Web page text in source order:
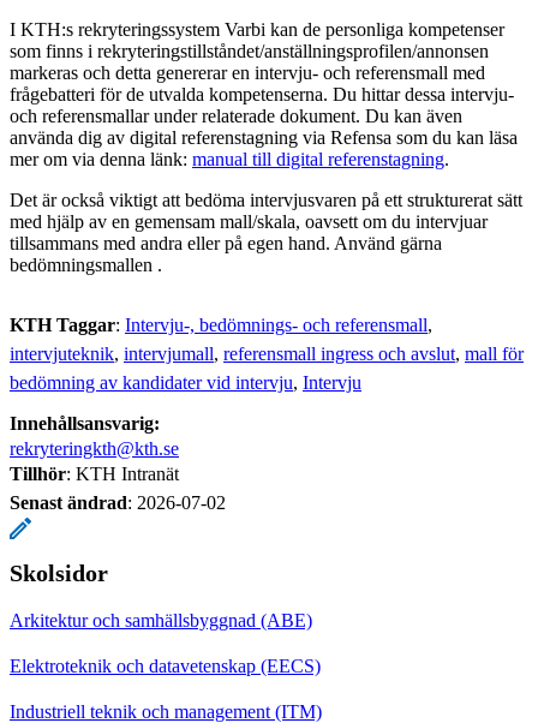
I KTH:s rekryteringssystem Varbi kan de personliga kompetenser
som finns i rekryteringstillståndet/anställningsprofilen/annonsen
markeras och detta genererar en intervju- och referensmall med
frågebatteri för de utvalda kompetenserna. Du hittar dessa intervju-
och referensmallar under relaterade dokument. Du kan även
använda dig av digital referenstagning via Refensa som du kan läsa
mer om via denna länk: manual till digital referenstagning.
Det är också viktigt att bedöma intervjusvaren på ett strukturerat sätt
med hjälp av en gemensam mall/skala, oavsett om du intervjuar
tillsammans med andra eller på egen hand. Använd gärna
bedömningsmallen .
KTH Taggar: Intervju-, bedömnings- och referensmall
intervjuteknik intervjumall referensmall ingress och avslut mall för
bedömning av kandidater vid intervju Intervju
Innehållsansvarig:
rekryteringkth@kth.se
Tillhör: KTH Intranät
Senast ändrad: 2026-07-02
Skolsidor
Arkitektur och samhällsbyggnad (ABE)
Elektroteknik och datavetenskap (EECS)
Industriell teknik och management (ITM)